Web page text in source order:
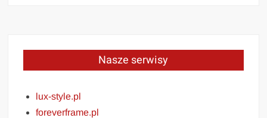
Nasze serwisy
lux-style.pl
foreverframe.pl